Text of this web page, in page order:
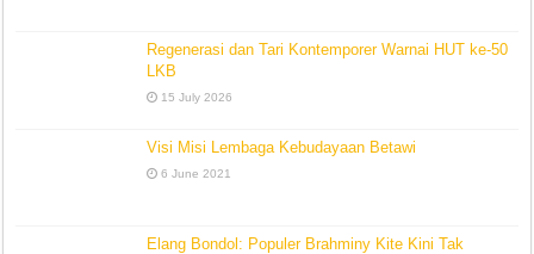
Regenerasi dan Tari Kontemporer Warnai HUT ke-50
LKB
15 July 2026
Visi Misi Lembaga Kebudayaan Betawi
6 June 2021
Elang Bondol: Populer Brahminy Kite Kini Tak